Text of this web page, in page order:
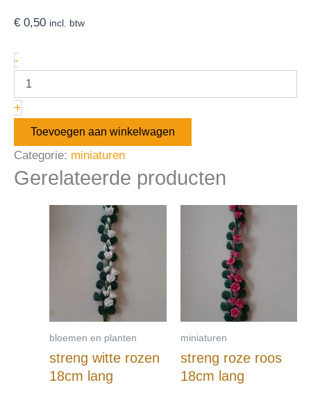
€ 0,50 incl. btw
-
+
Toevoegen aan winkelwagen
Categorie: miniaturen
Gerelateerde producten
bloemen en planten
streng witte rozen
18cm lang
miniaturen
streng roze roos
18cm lang